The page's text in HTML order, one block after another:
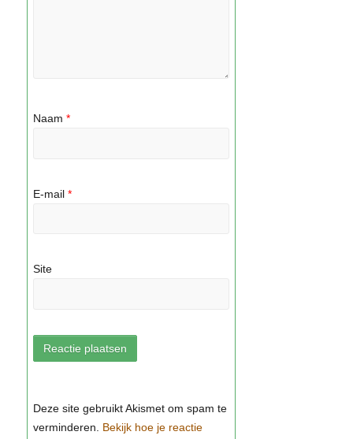
Naam *
E-mail *
Site
Bekijk hoe je reactie